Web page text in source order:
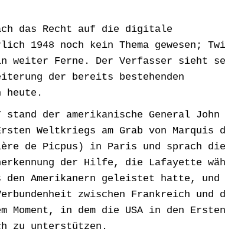
das Recht auf die digitale
1948 noch kein Thema gewesen;
weiter Ferne. Der Verfasser sieht
der bereits bestehenden
heute.
der amerikanische General John
Weltkriegs am Grab von Marquis
de Picpus) in Paris und sprach
der Hilfe, die Lafayette
den Amerikanern geleistet hatte, und
zwischen Frankreich und
Moment, in dem die USA in den Ersten
zu unterstützen.